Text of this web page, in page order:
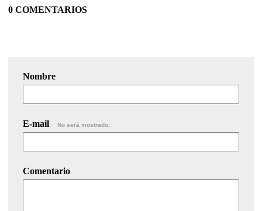
0 COMENTARIOS
Nombre
E-mail No será mostrado.
Comentario